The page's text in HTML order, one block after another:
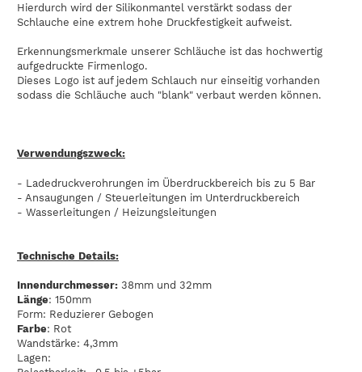
Hierdurch wird der Silikonmantel verstärkt sodass der
Schlauche eine extrem hohe Druckfestigkeit aufweist.
Erkennungsmerkmale unserer Schläuche ist das hochwertig
aufgedruckte Firmenlogo.
Dieses Logo ist auf jedem Schlauch nur einseitig vorhanden
sodass die Schläuche auch "blank" verbaut werden können.
Verwendungszweck:
- Ladedruckverohrungen im Überdruckbereich bis zu 5 Bar
- Ansaugungen / Steuerleitungen im Unterdruckbereich
- Wasserleitungen / Heizungsleitungen
Technische Details:
Innendurchmesser: 38mm und 32mm
Länge: 150mm
Form: Reduzierer Gebogen
Farbe: Rot
Wandstärke: 4,3mm
Lagen: